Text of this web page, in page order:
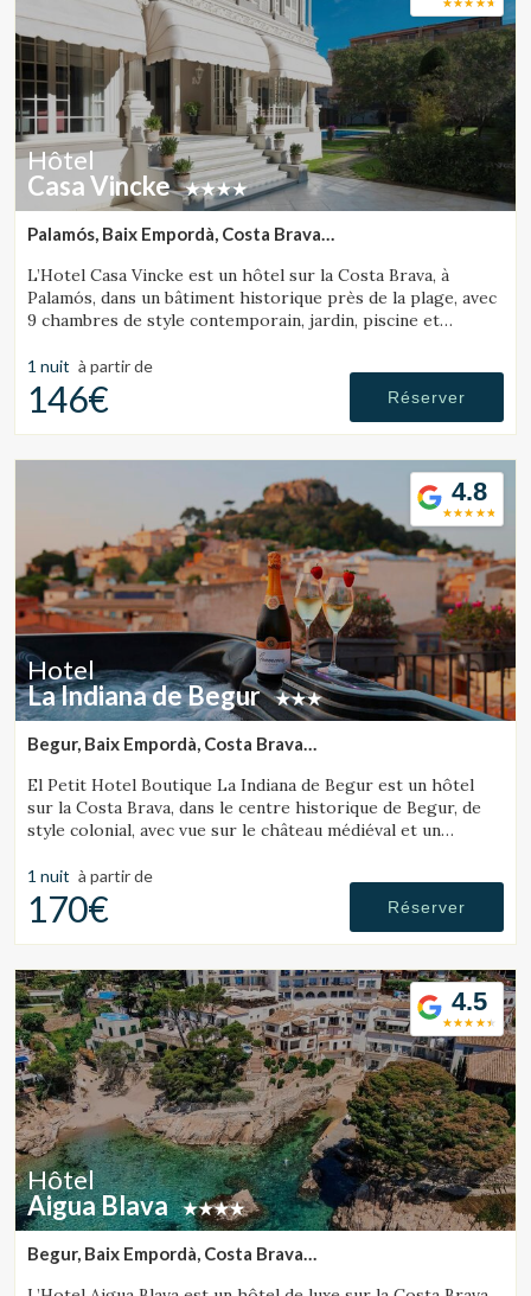
Hôtel
Casa Vincke
Palamós, Baix Empordà, Costa Brava
L’Hotel Casa Vincke est un hôtel sur la Costa Brava, à
Palamós, dans un bâtiment historique près de la plage, avec
9 chambres de style contemporain, jardin, piscine et
1 nuit à partir de
146€ Réserver
4.8
Hotel
La Indiana de Begur
Begur, Baix Empordà, Costa Brava
El Petit Hotel Boutique La Indiana de Begur est un hôtel
sur la Costa Brava, dans le centre historique de Begur, de
style colonial, avec vue sur le château médiéval et un
1 nuit à partir de
170€ Réserver
4.5
Hôtel
Aigua Blava
Begur, Baix Empordà, Costa Brava